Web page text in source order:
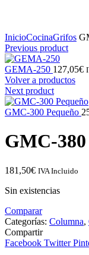
InicioCocinaGrifos
Previous product
GEMA-250 127,05€
Volver a productos
Next product
GMC-300 Pequeño
GMC-380
181,50€ IVA Incluido
Sin existencias
Comparar
Categorías: Columna,
Compartir
Facebook Twitter